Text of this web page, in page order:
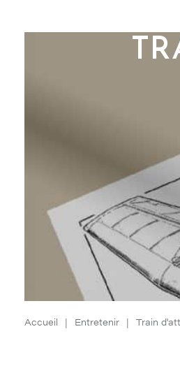
Accueil | Entretenir | Train